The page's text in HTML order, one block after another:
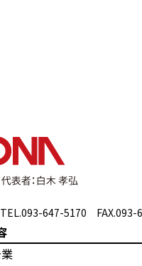
647-5170 FAX.093-